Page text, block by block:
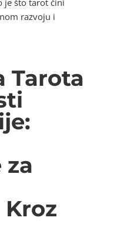
razvoju i
Tarota